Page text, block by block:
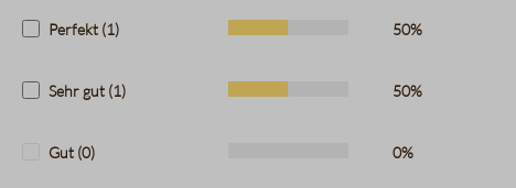
Perfekt (1) 50%
Sehr gut (1) 50%
Gut (0) 0%